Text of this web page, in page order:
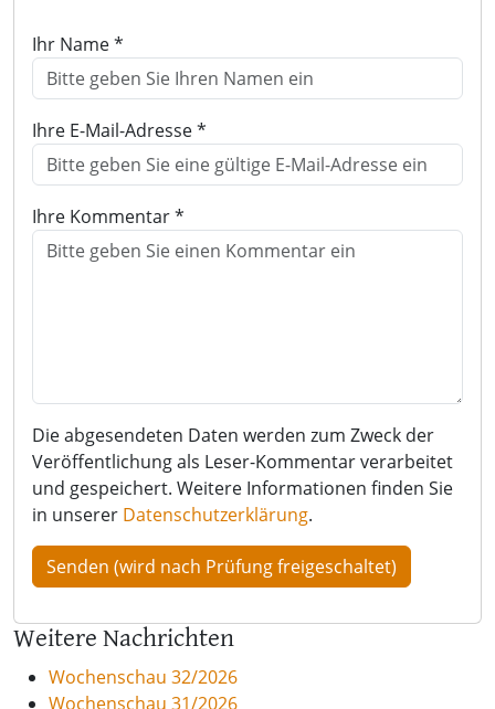
Ihr Name *
Ihre E-Mail-Adresse *
Ihre Kommentar *
Die abgesendeten Daten werden zum Zweck der
Veröffentlichung als Leser-Kommentar verarbeitet
und gespeichert. Weitere Informationen finden Sie
in unserer Datenschutzerklärung.
Weitere Nachrichten
Wochenschau 32/2026
Wochenschau 31/2026